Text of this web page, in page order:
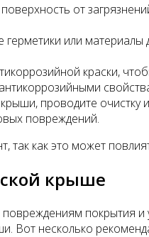
от
или
краски,
проводите
повреждений.
как это может
крыше
покрытия
Вот несколько